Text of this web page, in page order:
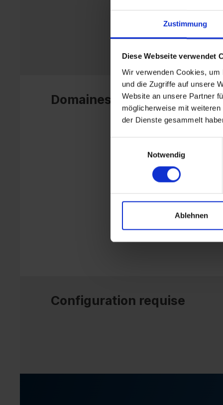
Zustimmung
Diese Webseite verwendet
Wir verwenden Cookies,
und die Zugriffe auf unsere
Website an unsere Partner
möglicherweise mit
der Dienste gesammelt
Notwendig
Ablehnen
Domaines d’application
Configuration requise